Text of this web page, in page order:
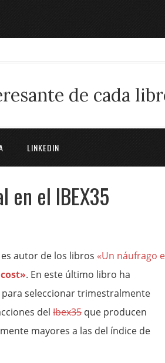
de cada
LINKEDIN
en el IBEX35
es autor de los libros «Un náufrago
. En este último libro ha
seleccionar trimestralmente
del Ibex35 que producen
mayores a las del índice de